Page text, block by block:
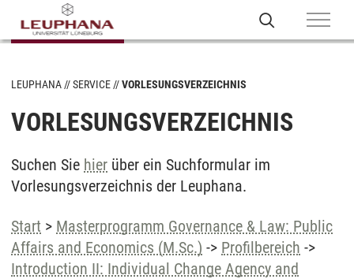
LEUPHANA SERVICE VORLESUNGSVERZEICHNIS
VORLESUNGSVERZEICHNIS
Suchen Sie hier über ein Suchformular im
Vorlesungsverzeichnis der Leuphana.
Start > Masterprogramm Governance & Law: Public
Affairs and Economics (M.Sc.) -> Profilbereich ->
Introduction II: Individual Change Agency and